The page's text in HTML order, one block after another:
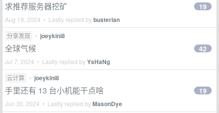
求推荐服务器挖矿
Aug 19, 2024 • Lastly replied bybusterian
19
分享发现 • joeykini8
全球气候
Jul 7, 2024 • Lastly replied byYsHaNg
42
云计算 • joeykini8
手里还有 13 台小机能干点啥
Jun 30, 2024 • Lastly replied byMasonDye
19